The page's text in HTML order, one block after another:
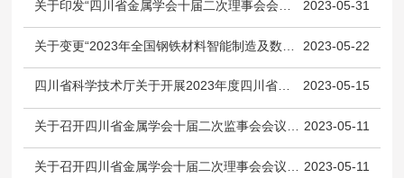
关于印发“四川省金属学会十届二次理事会会议纪要”的通知 2023-05-31
2023-05-22
四川省科学技术厅关于开展2023年度四川省科学技术奖提名工作的通知 2023-05-15
2023-05-11
2023-05-11